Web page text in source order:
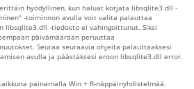
hyödyllinen, kun haluat korjata libsqlite3.dll -
-toiminnon avulla voit valita palauttaa
libsqlite3.dll -tiedosto ei vahingoittunut. Siksi
päivämäärään peruuttaa
Seuraa seuraavia ohjeita palauttaaksesi
avulla ja päästäksesi eroon libsqlite3.dll error.
painamalla Win + R-näppäinyhdistelmää.